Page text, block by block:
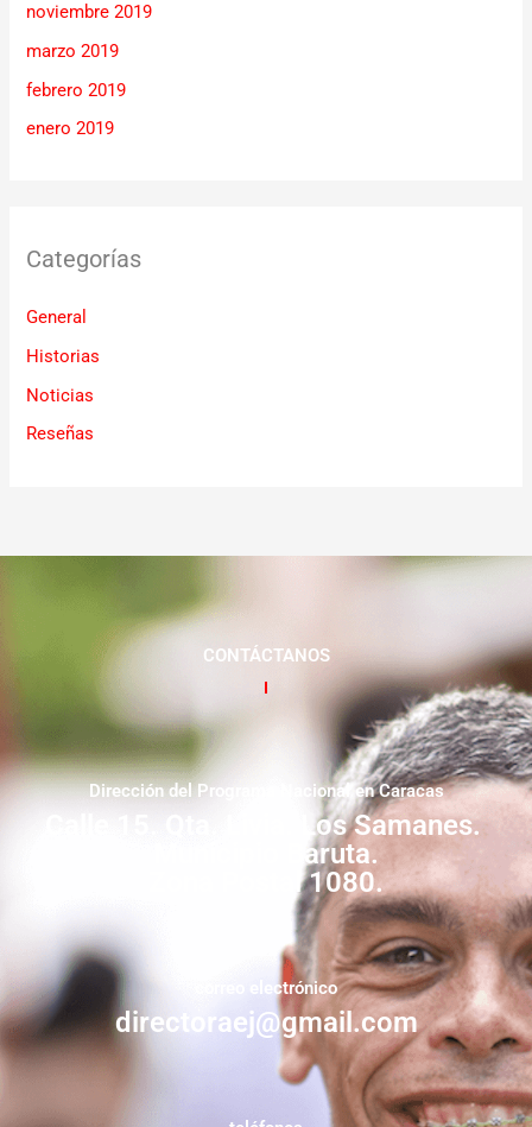
noviembre 2019
marzo 2019
febrero 2019
enero 2019
Categorías
General
Historias
Noticias
Reseñas
CONTÁCTANOS
Dirección del Programa Nacional en Caracas
Calle 15. Qta. Livia. Los Samanes.
Municipio Baruta.
Zona Postal 1080.
correo electrónico
directoraej@gmail.com